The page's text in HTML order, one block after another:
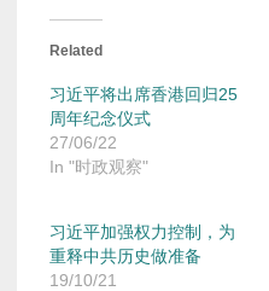
Related
习近平将出席香港回归25
周年纪念仪式
27/06/22
In "时政观察"
习近平加强权力控制，为
重释中共历史做准备
19/10/21